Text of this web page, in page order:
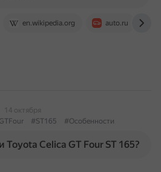
en.wikipedia.org auto.ru
14 октября
#ST165 #Особенности
Toyota Celica GT Four ST 165?